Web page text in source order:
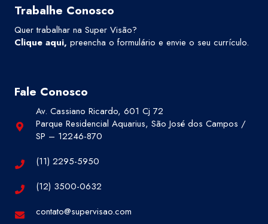
Trabalhe Conosco
Quer trabalhar na Super Visão?
Clique aqui, preencha o formulário e envie o seu currículo.
Fale Conosco
Av. Cassiano Ricardo, 601 Cj 72
Parque Residencial Aquarius, São José dos Campos /
SP – 12246-870
(11) 2295-5950
(12) 3500-0632
contato@supervisao.com